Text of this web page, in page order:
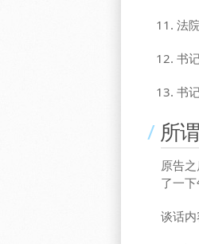
法
书
书
所
原告
了一下
谈话内